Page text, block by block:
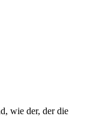
wie der, der die